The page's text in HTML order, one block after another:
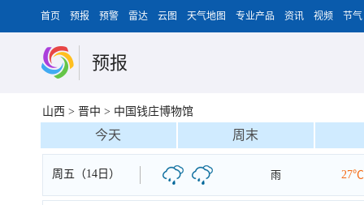
首页 预报 预警 雷达 云图 天气地图 专业产品 资讯 视频 节气
预报
山西 > 晋中 > 中国钱庄博物馆
今天 周末
周五（14日） 雨 27℃